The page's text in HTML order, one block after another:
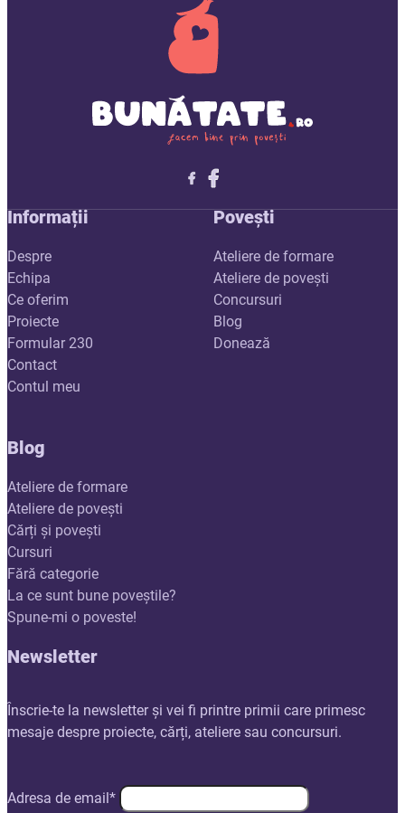
Follow me on X
Follow me on LinkedIn
Follow me on X
Informații
Despre
Echipa
Ce oferim
Proiecte
Formular 230
Contact
Contul meu
Povești
Ateliere de formare
Ateliere de povești
Concursuri
Blog
Donează
Blog
Ateliere de formare
Ateliere de povești
Cărți și povești
Cursuri
Fără categorie
La ce sunt bune poveștile?
Spune-mi o poveste!
Newsletter
Înscrie-te la newsletter și vei fi printre primii care primesc
mesaje despre proiecte, cărți, ateliere sau concursuri.
Adresa de email*